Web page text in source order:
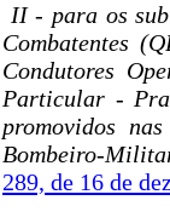
II - para os
Combatentes
Condutores
Particular -
promovidos
Bombeiro-
289, de 16 de